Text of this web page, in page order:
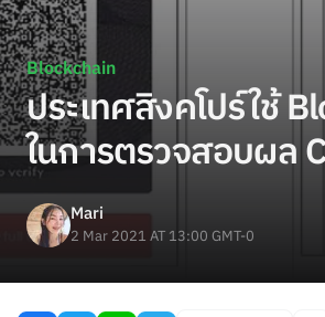
Blockchain
ประเทศสิงคโปร์ใช้
ในการตรวจสอบผล
Mari
2 Mar 2021 AT 13:00 GMT-0